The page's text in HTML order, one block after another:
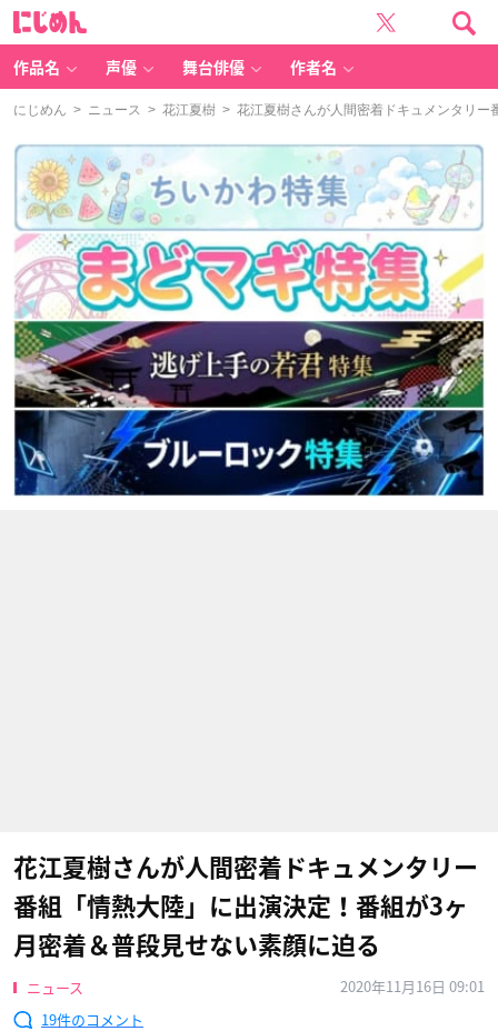
作品名 声優 舞台俳優 作者名
にじめん > ニュース > 花江夏樹 > 花江夏樹さんが人間密着ドキュメンタリー
花江夏樹さんが人間密着ドキュメンタリー
番組「情熱大陸」に出演決定！番組が3ヶ
月密着＆普段見せない素顔に迫る
ニュース
2020年11月16日 09:01
19